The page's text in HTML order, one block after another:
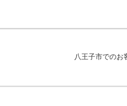
八王子市でのお